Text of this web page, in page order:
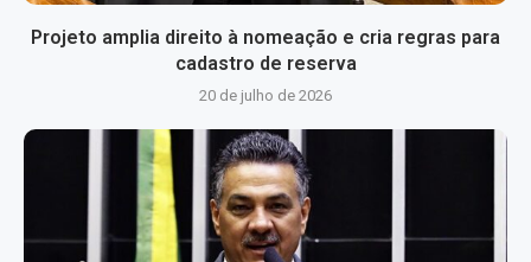
Projeto amplia direito à nomeação e cria regras para
cadastro de reserva
20 de julho de 2026